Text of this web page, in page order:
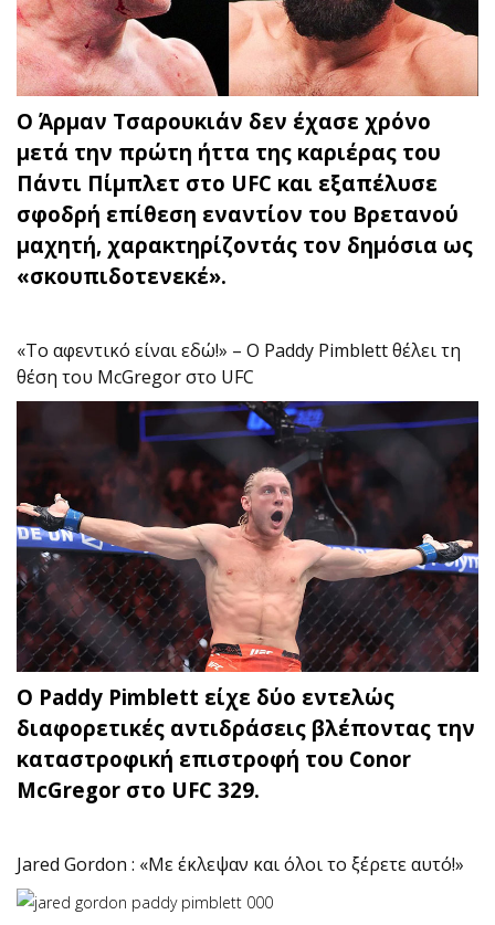
Ο Άρμαν Τσαρουκιάν δεν έχασε χρόνο
μετά την πρώτη ήττα της καριέρας του
Πάντι Πίμπλετ στο UFC και εξαπέλυσε
σφοδρή επίθεση εναντίον του Βρετανού
μαχητή, χαρακτηρίζοντάς τον δημόσια ως
«σκουπιδοτενεκέ».
«Το αφεντικό είναι εδώ!» – Ο Paddy Pimblett θέλει τη
θέση του McGregor στο UFC
Ο Paddy Pimblett είχε δύο εντελώς
διαφορετικές αντιδράσεις βλέποντας την
καταστροφική επιστροφή του Conor
McGregor στο UFC 329.
Jared Gordon : «Με έκλεψαν και όλοι το ξέρετε αυτό!»